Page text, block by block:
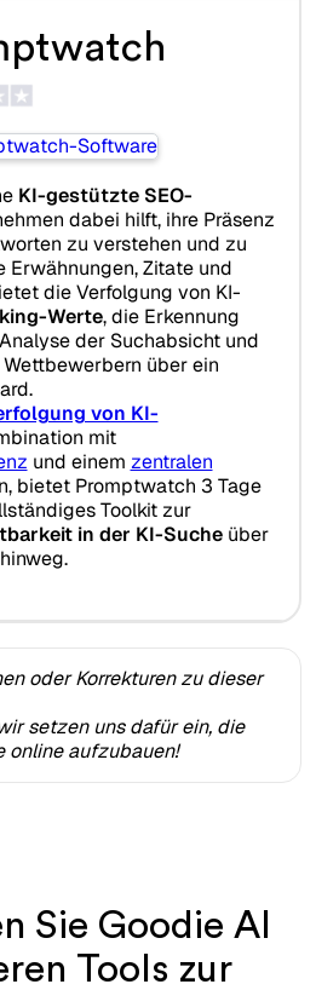
KI-gestützte SEO-
dabei hilft, ihre Präsenz
zu verstehen und zu
Erwähnungen, Zitate und
die Verfolgung von KI-
Werte, die Erkennung
der Suchabsicht und
über ein
von KI-
mit
und einem zentralen
bietet Promptwatch 3 Tage
Toolkit zur
in der KI-Sucheüber
oder Korrekturen zu dieser
setzen uns dafür ein, die
online aufzubauen!
Sie Goodie AI
Tools zur